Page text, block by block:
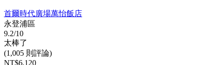
首爾時代廣場萬怡飯店
永登浦區
9.2/10
太棒了
(1,005 則評論)
NT$6,120